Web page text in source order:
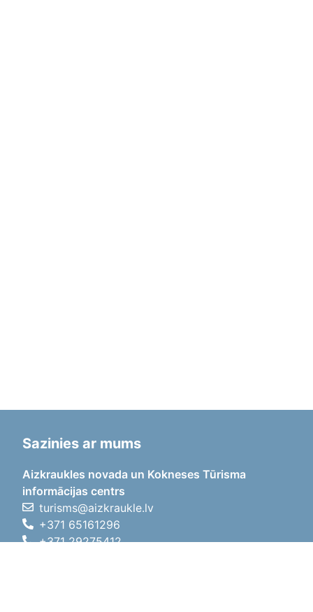
Sazinies ar mums
Aizkraukles novada un Kokneses Tūrisma
informācijas centrs
turisms@aizkraukle.lv
+371 65161296
+371 29275412